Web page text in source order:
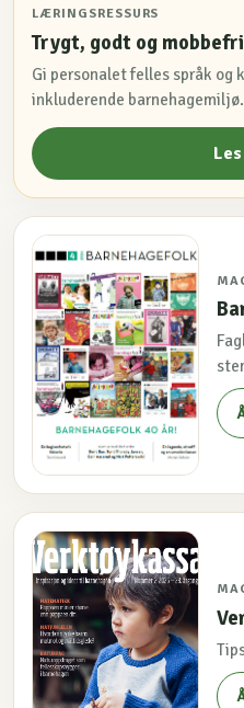
LÆRINGSRESSURS
Trygt, godt og
Gi personalet felles språk
inkluderende barnehagemiljø.